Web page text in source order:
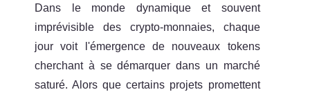
Dans le monde dynamique et souvent
imprévisible des crypto-monnaies, chaque
jour voit l'émergence de nouveaux tokens
cherchant à se démarquer dans un marché
saturé. Alors que certains projets promettent